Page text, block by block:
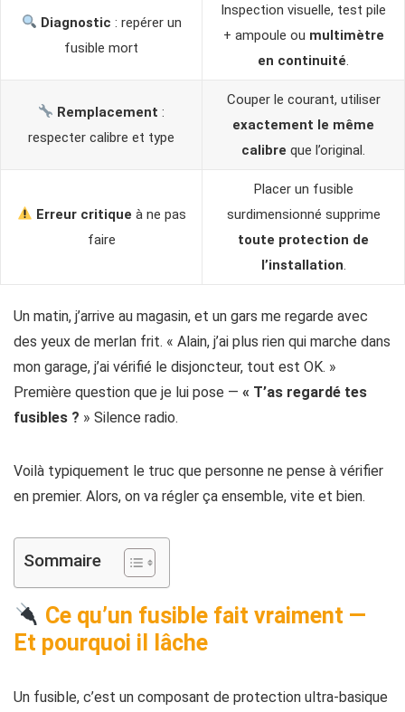
Diagnostic : repérer un
fusible mort
Inspection visuelle, test pile
+ ampoule ou multimètre
en continuité.
Remplacement :
respecter calibre et type
Couper le courant, utiliser
exactement le même
calibre que l’original.
Erreur critique à ne pas
faire
Placer un fusible
surdimensionné supprime
toute protection de
l’installation.
Un matin, j’arrive au magasin, et un gars me regarde avec
des yeux de merlan frit. « Alain, j’ai plus rien qui marche dans
mon garage, j’ai vérifié le disjoncteur, tout est OK. »
Première question que je lui pose — « T’as regardé tes
fusibles ? » Silence radio.
Voilà typiquement le truc que personne ne pense à vérifier
en premier. Alors, on va régler ça ensemble, vite et bien.
Sommaire
Ce qu’un fusible fait vraiment —
Et pourquoi il lâche
Un fusible, c’est un composant de protection ultra-basique